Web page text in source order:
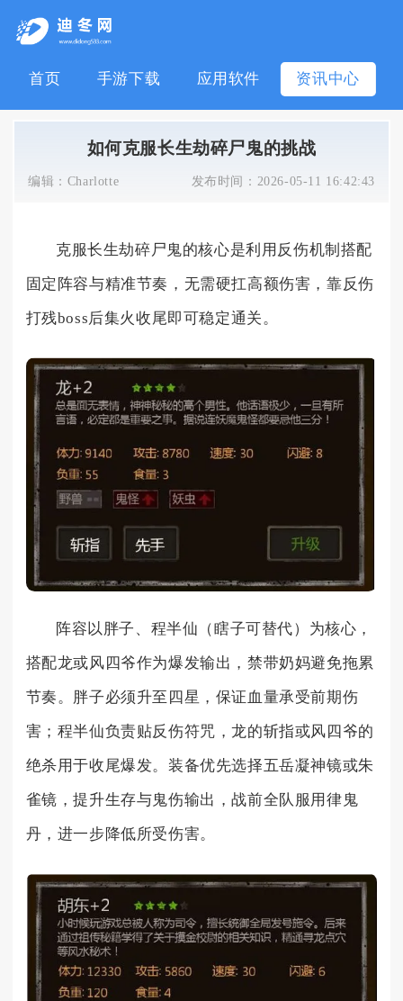
首页 手游下载 应用软件 资讯中心
如何克服长生劫碎尸鬼的挑战
编辑： Charlotte 发布时间： 2026-05-11 16:42:43
克服长生劫碎尸鬼的核心是利用反伤机制搭配
固定阵容与精准节奏，无需硬扛高额伤害，靠反伤
打残boss后集火收尾即可稳定通关。
阵容以胖子、程半仙（瞎子可替代）为核心，
搭配龙或风四爷作为爆发输出，禁带奶妈避免拖累
节奏。胖子必须升至四星，保证血量承受前期伤
害；程半仙负责贴反伤符咒，龙的斩指或风四爷的
绝杀用于收尾爆发。装备优先选择五岳凝神镜或朱
雀镜，提升生存与鬼伤输出，战前全队服用律鬼
丹，进一步降低所受伤害。